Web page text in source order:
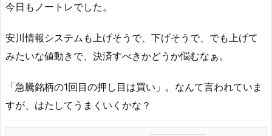
今日もノートレでした。
安川情報システムも上げそうで、下げそうで、でも上げて
みたいな値動きで、決済すべきかどうか悩むなぁ。
「急騰銘柄の1回目の押し目は買い」。なんて言われていま
すが、はたしてうまくいくかな？